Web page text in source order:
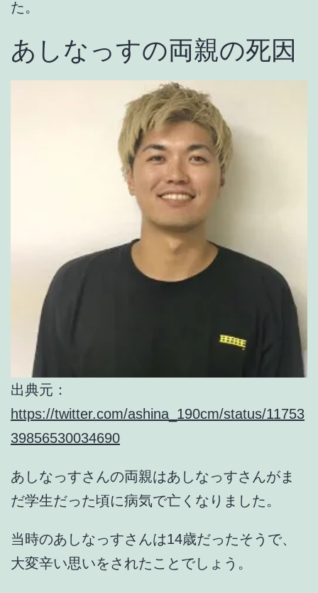
た。
あしなっすの両親の死因
出典元：
https://twitter.com/ashina_190cm/status/11753
39856530034690
あしなっすさんの両親はあしなっすさんがま
だ学生だった頃に病気で亡くなりました。
当時のあしなっすさんは14歳だったそうで、
大変辛い思いをされたことでしょう。